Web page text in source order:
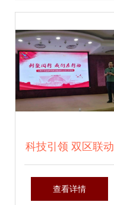
科技引领 双区联动
上海市创业指导专
查看详情